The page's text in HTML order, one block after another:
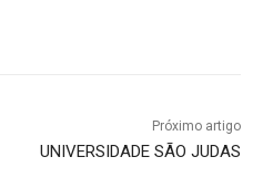
Próximo artigo
UNIVERSIDADE SÃO JUDAS